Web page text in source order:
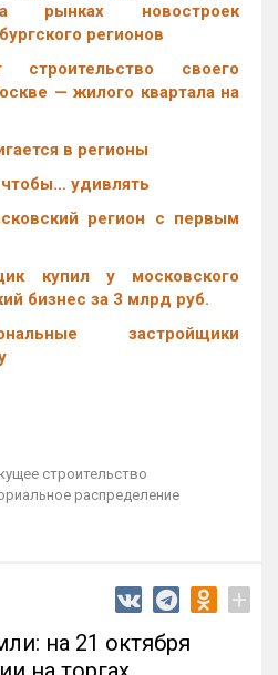
рынках новостроек
регионов
строительство своего
— жилого квартала на
в регионы
чтобы… удивлять
регион с первым
купил у московского
бизнес за 3 млрд руб.
застройщики
строительство
распределение
+
на 21 октября